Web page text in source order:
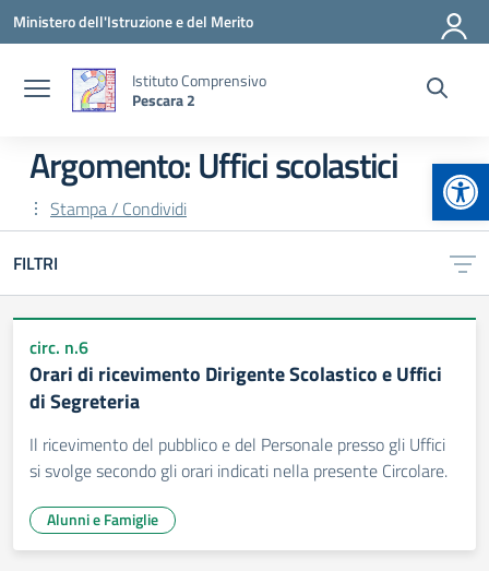
Vai ai contenuti
Vai al menu di navigazione
Vai al footer
Ministero dell'Istruzione e del Merito
Istituto Comprensivo
Pescara 2
Argomento: Uffici scolastici
Stampa / Condividi
FILTRI
circ. n.6
Orari di ricevimento Dirigente Scolastico e Uffici
di Segreteria
Il ricevimento del pubblico e del Personale presso gli Uffici
si svolge secondo gli orari indicati nella presente Circolare.
Alunni e Famiglie